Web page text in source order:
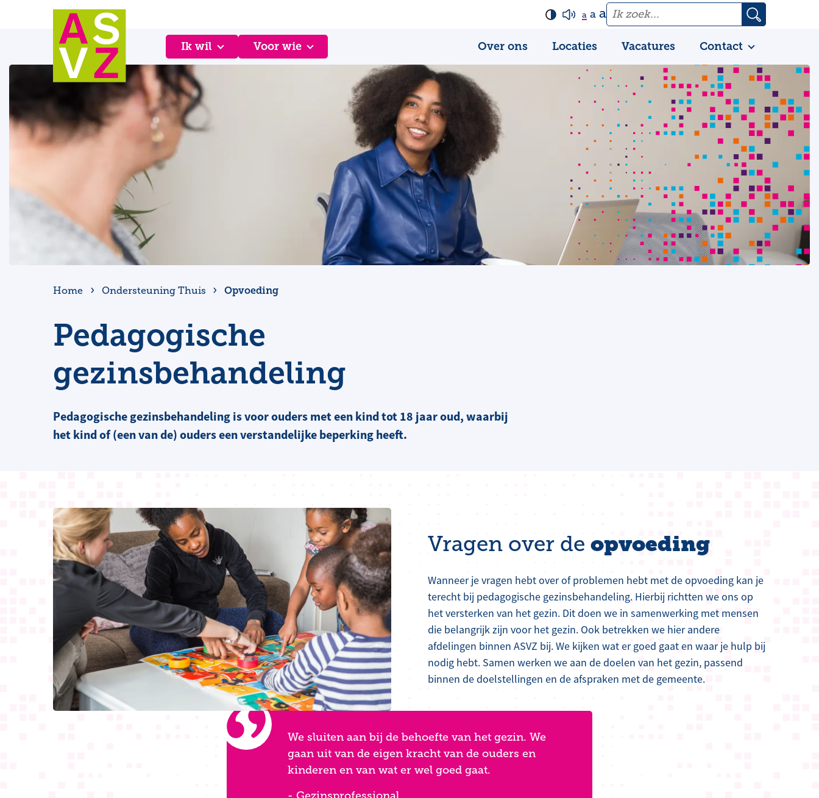
a a a
Ik wil Voor wie Over ons Locaties Vacatures Contact
Home Ondersteuning Thuis Opvoeding
Pedagogische
gezinsbehandeling
​Pedagogische gezinsbehandeling is voor ouders met een kind tot 18 jaar oud, waarbij
het kind of (een van de) ouders een verstandelijke beperking heeft.
Vragen over de opvoeding
Wanneer je vragen hebt over of problemen hebt met de opvoeding kan je
terecht bij pedagogische gezinsbehandeling. Hierbij richtten we ons op
het versterken van het gezin. Dit doen we in samenwerking met mensen
die belangrijk zijn voor het gezin. Ook betrekken we hier andere
afdelingen binnen ASVZ bij. We kijken wat er goed gaat en waar je hulp bij
nodig hebt. Samen werken we aan de doelen van het gezin, passend
binnen de doelstellingen en de afspraken met de gemeente.
We sluiten aan bij de behoefte van het gezin. We
gaan uit van de eigen kracht van de ouders en
kinderen en van wat er wel goed gaat.
- Gezinsprofessional